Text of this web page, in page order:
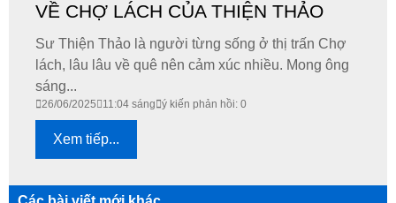
VỀ CHỢ LÁCH CỦA THIỆN THẢO
Sư Thiện Thảo là người từng sống ở thị trấn Chợ
lách, lâu lâu về quê nên cảm xúc nhiều. Mong ông
sáng...
26/06/2025 11:04 sáng ý kiến phản hồi: 0
Xem tiếp...